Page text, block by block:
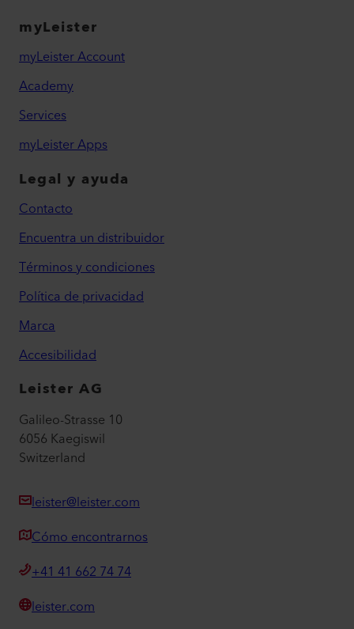
myLeister
myLeister Account
Academy
Services
myLeister Apps
Legal y ayuda
Contacto
Encuentra un distribuidor
Términos y condiciones
Política de privacidad
Marca
Accesibilidad
Leister AG
Galileo-Strasse 10
6056 Kaegiswil
Switzerland
leister@leister.com
Cómo encontrarnos
+41 41 662 74 74
leister.com